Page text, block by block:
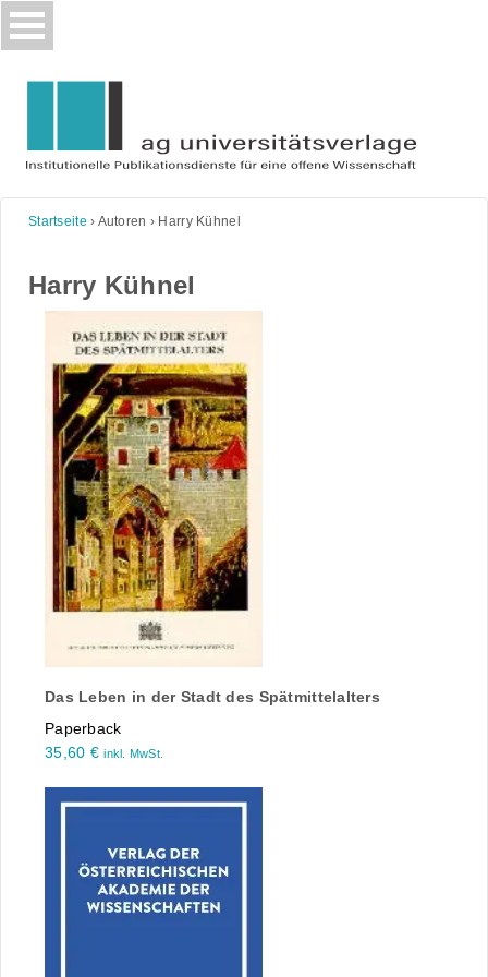
Skip
to
Startseite › Autoren › Harry Kühnel
Harry Kühnel
Das Leben in der Stadt des Spätmittelalters
Paperback
35,60 € inkl. MwSt.